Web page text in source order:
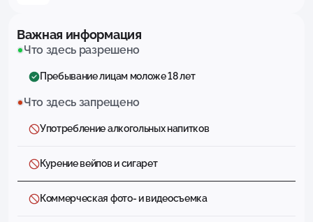
Важная информация
Что здесь разрешено
Пребывание лицам моложе 18 лет
Что здесь запрещено
Употребление алкогольных напитков
Курение вейпов и сигарет
Коммерческая фото- и видеосъемка